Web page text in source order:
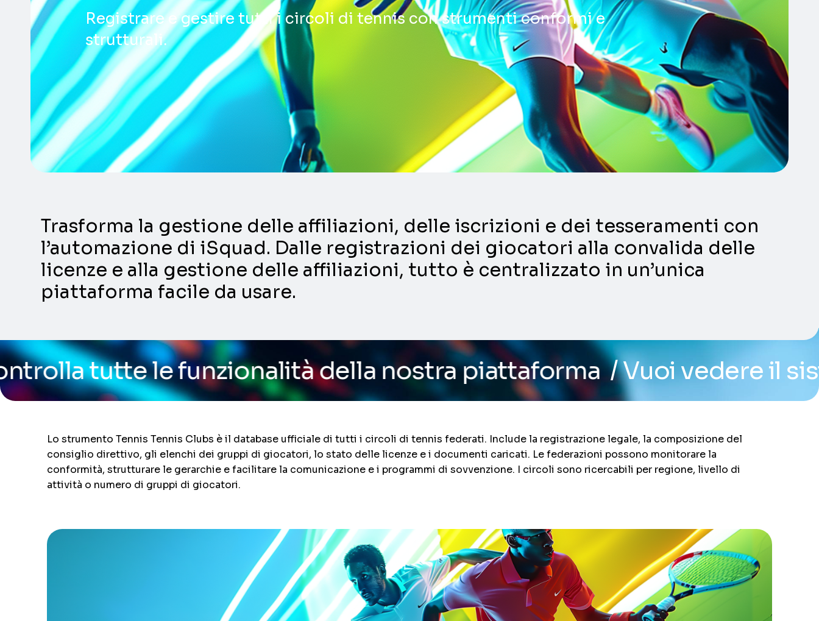
Registrare e gestire tutti i circoli di tennis con strumenti conformi e
strutturali.
Trasforma la gestione delle affiliazioni, delle iscrizioni e dei tesseramenti con
l’automazione di iSquad. Dalle registrazioni dei giocatori alla convalida delle
licenze e alla gestione delle affiliazioni, tutto è centralizzato in un’unica
piattaforma facile da usare.
le funzionalità della nostra piattaforma/ Vuoi vedere il sistema?
Lo strumento Tennis Tennis Clubs è il database ufficiale di tutti i circoli di tennis federati. Include la registrazione legale, la composizione del
consiglio direttivo, gli elenchi dei gruppi di giocatori, lo stato delle licenze e i documenti caricati. Le federazioni possono monitorare la
conformità, strutturare le gerarchie e facilitare la comunicazione e i programmi di sovvenzione. I circoli sono ricercabili per regione, livello di
attività o numero di gruppi di giocatori.